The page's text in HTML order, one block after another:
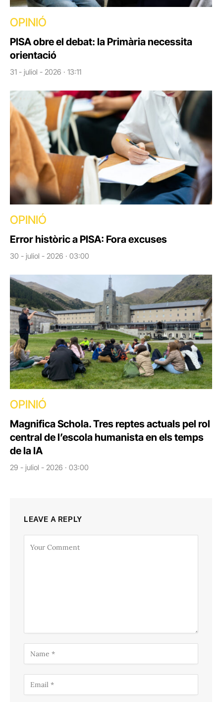
OPINIÓ
PISA obre el debat: la Primària necessita
orientació
31 - juliol - 2026 · 13:11
OPINIÓ
Error històric a PISA: Fora excuses
30 - juliol - 2026 · 03:00
OPINIÓ
Magnifica Schola. Tres reptes actuals pel rol
central de l’escola humanista en els temps
de la IA
29 - juliol - 2026 · 03:00
LEAVE A REPLY